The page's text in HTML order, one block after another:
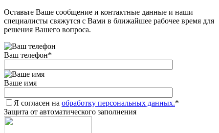
Оставьте Ваше сообщение и контактные данные и наши
специалисты свяжутся с Вами в ближайшее рабочее время для
решения Вашего вопроса.
Ваш телефон*
Ваше имя
Я согласен на обработку персональных данных.*
Защита от автоматического заполнения